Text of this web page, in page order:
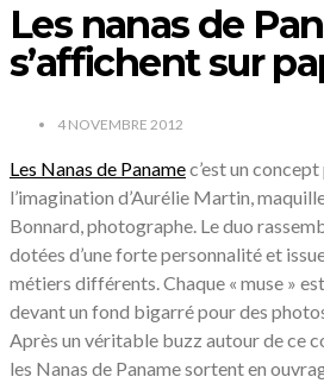
Les nanas de
s’affichent sur
4 NOVEMBRE 2012
Les Nanas de Panamec’est un
l’imagination d’Aurélie Martin,
Bonnard, photographe. Le duo
dotées d’une forte personnalité et
métiers différents. Chaque « muse »
devant un fond bigarré pour des
Après un véritable buzz autour de ce
les Nanas de Paname sortent en